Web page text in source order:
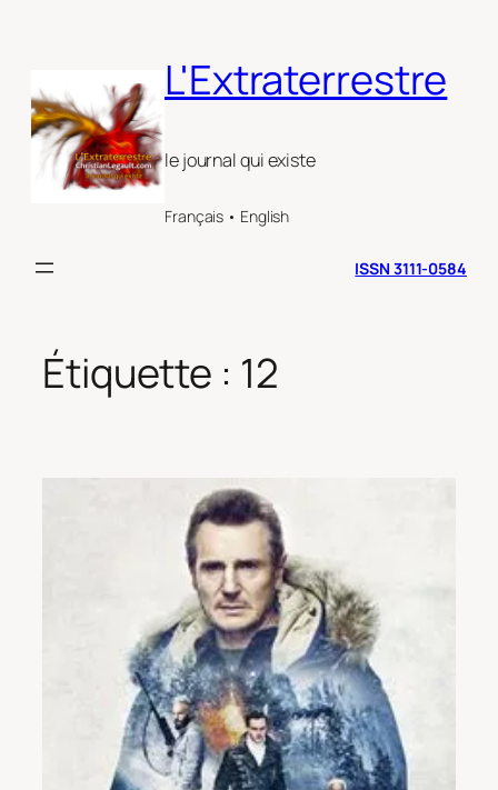
L'Extraterrestre
le journal qui existe
Français • English
ISSN 3111-0584
Étiquette : 12